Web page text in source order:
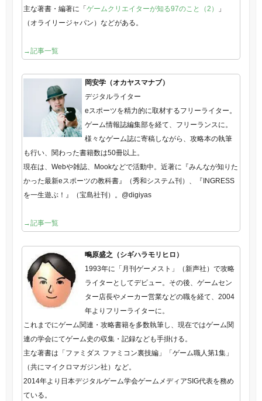
主な著書・編著に「ゲームクリエイターが知る97のこと（2）
」
（オライリージャパン）などがある。
→記事一覧
岡安学（オカヤスマナブ）
デジタルライター
eスポーツを精力的に取材するフリーライター。
ゲーム情報誌編集部を経て、フリーランスに。
様々なゲーム誌に寄稿しながら、攻略本の執筆
も行い、関わった書籍数は50冊以上。
現在は、Webや雑誌、Mookなどで活動中。近著に『みんなが知りた
かった最新eスポーツの教科書』（秀和システム刊）、『INGRESS
を一生遊ぶ！』（宝島社刊）。@digiyas
→記事一覧
鴫原盛之（シギハラモリヒロ）
1993年に「月刊ゲーメスト」（新声社）で攻略
ライターとしてデビュー。その後、ゲームセン
ター店長やメーカー営業などの職を経て、2004
年よりフリーライターに。
これまでにゲーム関連・攻略書籍を多数執筆し、現在ではゲーム関
連の学会にてゲーム史の収集・記録なども手掛ける。
主な著書は「ファミダス ファミコン裏技編」「ゲーム職人第1集」
（共にマイクロマガジン社）など。
2014年より日本デジタルゲーム学会ゲームメディアSIG代表を務め
ている。